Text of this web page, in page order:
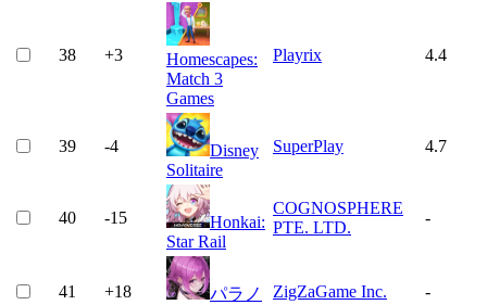
38 +3
Homescapes:
Match 3
Games
Playrix 4.4
39 -4
Disney
Solitaire
SuperPlay 4.7
40 -15
Honkai:
Star Rail
COGNOSPHERE
PTE. LTD.
-
41 +18
パラノ
ZigZaGame Inc. -